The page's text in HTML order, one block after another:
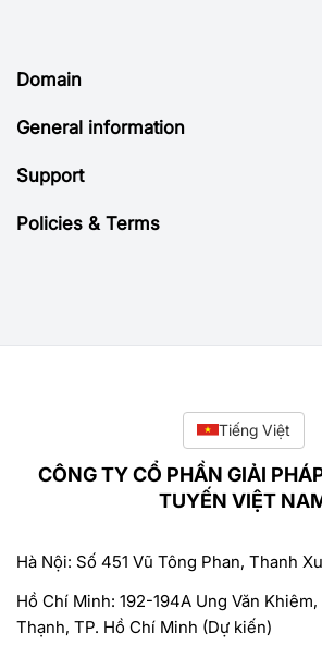
Domain
General information
Support
Policies & Terms
Tiếng Việt
CÔNG TY CỔ PHẦN GIẢI
TUYẾN VIỆT
Hà Nội: Số 451 Vũ Tông Phan, Thanh
Hồ Chí Minh: 192-194A Ung Văn Khiêm,
Thạnh, TP. Hồ Chí Minh (Dự kiến)